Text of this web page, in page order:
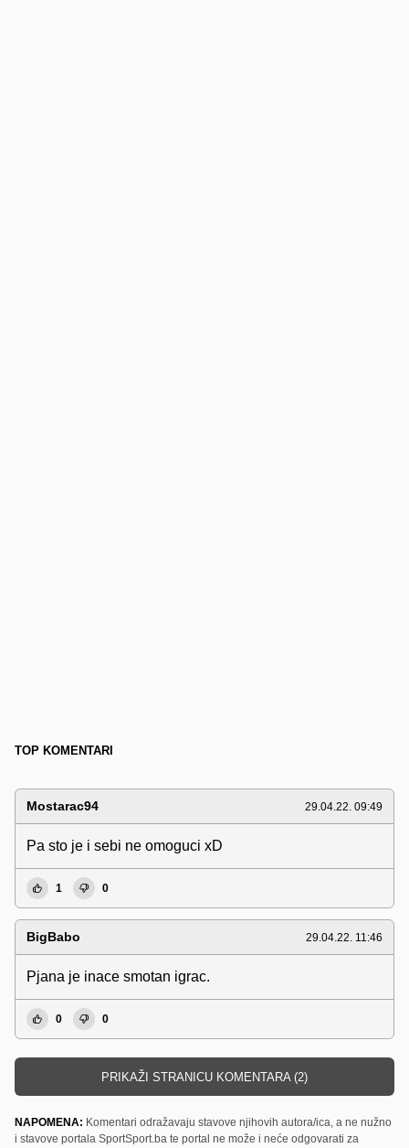
TOP KOMENTARI
Mostarac94 29.04.22. 09:49
Pa sto je i sebi ne omoguci xD
1 0
BigBabo 29.04.22. 11:46
Pjana je inace smotan igrac.
0 0
PRIKAŽI STRANICU KOMENTARA (2)
NAPOMENA: Komentari odražavaju stavove njihovih autora/ica, a ne nužno
i stavove portala SportSport.ba te portal ne može i neće odgovarati za